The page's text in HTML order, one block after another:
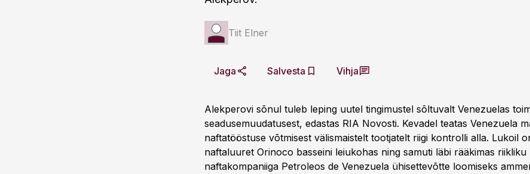
Tiit Elner
Jaga Salvesta Vihja
Alekperovi sõnul tuleb leping uutel tingimustel sõltuvalt Venezuelas
seadusemuudatusest, edastas RIA Novosti. Kevadel teatas Venezuela
naftatööstuse võtmisest välismaistelt tootjatelt riigi kontrolli alla. Lukoil
naftaluuret Orinoco basseini leiukohas ning samuti läbi rääkimas riikliku
naftakompaniiga Petroleos de Venezuela ühisettevõtte loomiseks